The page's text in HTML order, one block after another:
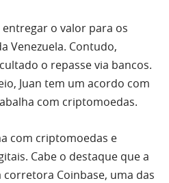
o valor para os
Venezuela. Contudo,
o repasse via bancos.
Juan tem um acordo com
com criptomoedas.
com criptomoedas e
Cabe o destaque que a
Coinbase, uma das